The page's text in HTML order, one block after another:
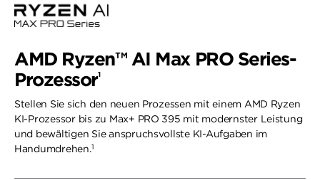
AMD Ryzen™ AI Max PRO Series-
Prozessor1
Stellen Sie sich den neuen Prozessen mit einem AMD Ryzen
KI-Prozessor bis zu Max+ PRO 395 mit modernster Leistung
und bewältigen Sie anspruchsvollste KI-Aufgaben im
Handumdrehen.1